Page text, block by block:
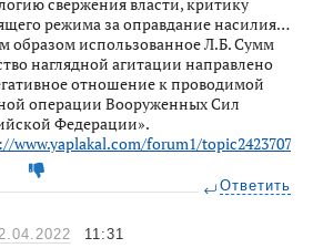
режима за оправдание насилия…
образом использованное Л.Б. Сумм
наглядной агитации направлено
отношение к проводимой
операции Вооруженных Сил
Федерации».
www.yaplakal.com/forum1/
Ответить
11:31